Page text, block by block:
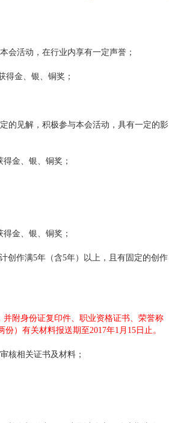
会活动，在行业内享有一定声誉；
金、银、铜奖；
的见解，积极参与本会活动，具有一定的影
金、银、铜奖；
金、银、铜奖；
创作满5年（含5年）以上，且有固定的创作
附身份证复印件、职业资格证书、荣誉称
）有关材料报送期至2017年1月15日止。
核相关证书及材料；